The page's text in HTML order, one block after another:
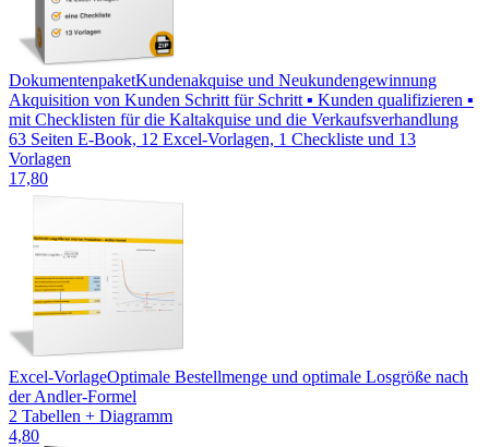
DokumentenpaketKundenakquise und Neukundengewinnung
Akquisition von Kunden Schritt für Schritt ▪ Kunden qualifizieren ▪
mit Checklisten für die Kaltakquise und die Verkaufsverhandlung
63 Seiten E-Book, 12 Excel-Vorlagen, 1 Checkliste und 13
Vorlagen
17,80
Excel-VorlageOptimale Bestellmenge und optimale Losgröße nach
der Andler-Formel
2 Tabellen + Diagramm
4,80